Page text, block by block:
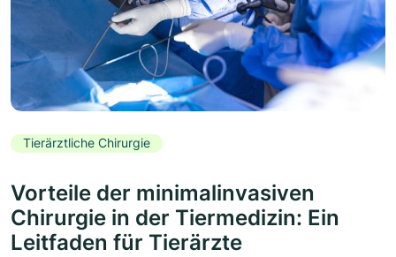
Tierärztliche Chirurgie
Vorteile der minimalinvasiven
Chirurgie in der Tiermedizin: Ein
Leitfaden für Tierärzte